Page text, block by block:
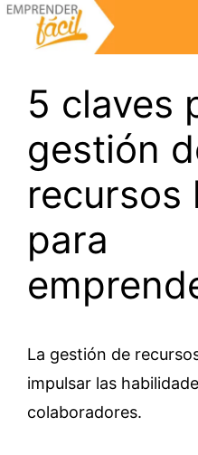
Saltar
5 claves
gestión
recursos
para
La gestión de
impulsar las
colaboradores.